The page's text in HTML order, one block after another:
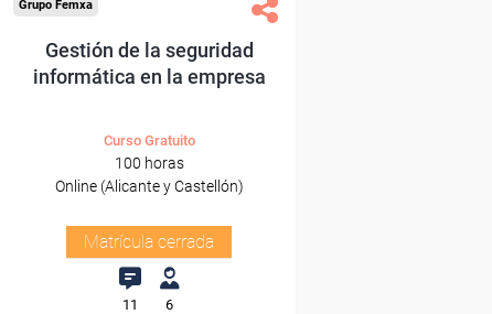
Grupo Femxa
Gestión de la seguridad
informática en la empresa
Curso Gratuito
100 horas
Online (Alicante y Castellón)
Matrícula cerrada
11 6